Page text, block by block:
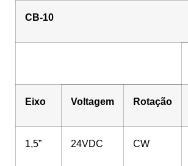
CB-10
Eixo Voltagem Rotação
1,5” 24VDC CW